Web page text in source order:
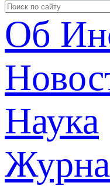
Об
Наука